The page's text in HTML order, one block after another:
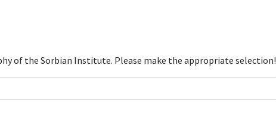
of the Sorbian Institute. Please make the appropriate selection!